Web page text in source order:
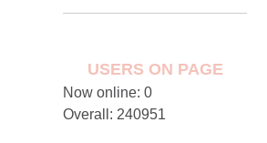
USERS ON PAGE
Now online: 0
Overall: 240951